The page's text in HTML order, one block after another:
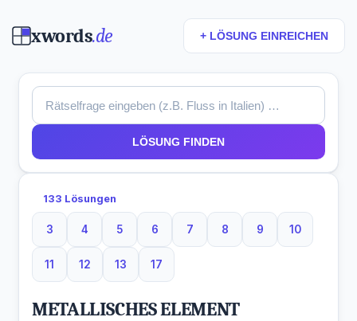
xwords.de + LÖSUNG EINREICHEN
LÖSUNG FINDEN
133 Lösungen
3
3 Buchstaben
4
4 Buchstaben
5
5 Buchstaben
6
6 Buchstaben
7
7 Buchstaben
8
8 Buchstaben
9
9 Buchstaben
10
10
11
11 Buchstaben
12
12 Buchstaben
13
13 Buchstaben
17
17 Buchstaben
METALLISCHES ELEMENT